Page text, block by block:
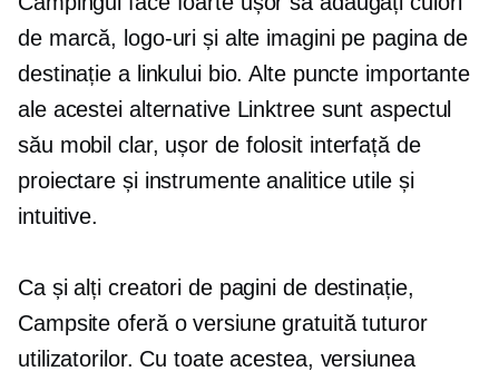
de marcă, logo-uri și alte imagini pe pagina de
destinație a linkului bio. Alte puncte importante
ale acestei alternative Linktree sunt aspectul
său mobil clar, ușor de folositinterfață de
proiectare și instrumente analitice utile și
intuitive.
Ca și alți creatori de pagini de destinație,
Campsite oferă o versiune gratuită tuturor
utilizatorilor. Cu toate acestea, versiunea